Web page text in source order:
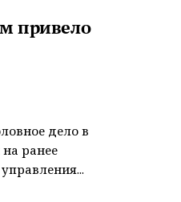
привело
дело в
ранее